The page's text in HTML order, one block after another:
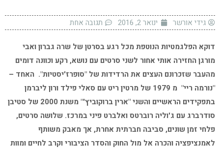
גידי אורשר ינואר 2, 2016 תגובה אחת
דוקא הפלגמטיות הנוטפת מכל רגע בסרטן של שרה גברון ואבי
מורגן החזירה אותי אחור לשני סרטים עם נושא, רקע וכוונה דומים
מהעבר שזכרונם העצים את הרדידות של "סופרז'יסטיות". האחד –
"נורמה ריי" מ 1979 של מרטין ריט עם סאלי פילד ורון ליברמן
בתפקידים הראשיים והשני "ארין ברוקוביץ'" משנת 2000 של סטיבן
סודרברג עם ג'וליה רוברטס ואלברט פיני במרכז. שלושה סרטים,
פלחי זמן שונים, סביבה חברתית אחרת, אך מאבק משותף
לאמנציפציה והכרה אל מול החוק והסדר הציבורי וקרב לחיים ומוות